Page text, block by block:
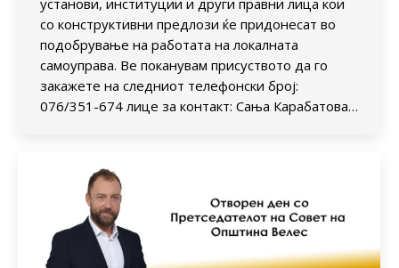
установи, институции и други правни лица кои
со конструктивни предлози ќе придонесат во
подобрување на работата на локалната
самоуправа. Ве поканувам присуството да го
закажете на следниот телефонски број:
076/351-674 лице за контакт: Сања Карабатова…